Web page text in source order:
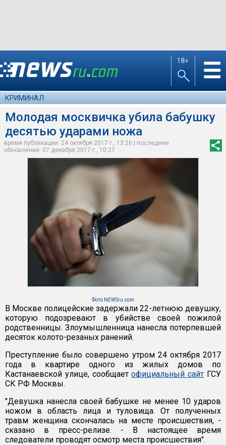
18+ ☰
КРИМИНАЛ
Молодая москвичка убила бабушку
десятью ударами ножа
время публикации: 24 октября 2017 г., 13:26 | последнее
обновление: 07 декабря 2017 г., 10:21
Фото NEWSru.com
В Москве полицейские задержали 22-летнюю девушку,
которую подозревают в убийстве своей пожилой
родственницы. Злоумышленница нанесла потерпевшей
десяток колото-резаных ранений.
Преступление было совершено утром 24 октября 2017
года в квартире одного из жилых домов по
Кастанаевской улице, сообщаетофициальный сайт ГСУ
СК РФ Москвы.
"Девушка нанесла своей бабушке не менее 10 ударов
ножом в область лица и туловища. От полученных
травм женщина скончалась на месте происшествия, -
сказано в пресс-релизе. - В настоящее время
следователи проводят осмотр места происшествия".